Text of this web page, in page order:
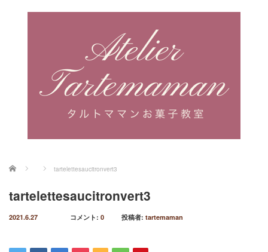
ホーム tartelettesaucitronvert3
tartelettesaucitronvert3
2021.6.27 コメント: 0 投稿者: tartemaman